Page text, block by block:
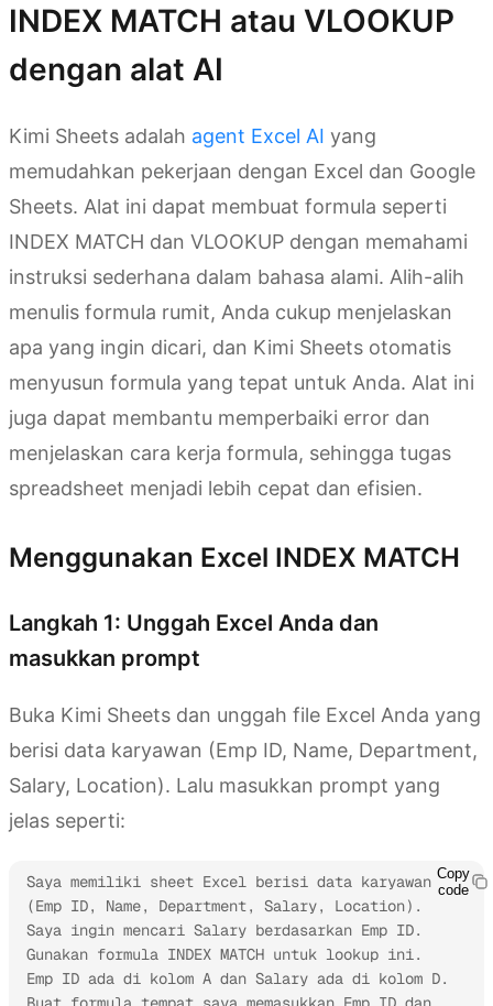
INDEX MATCH atau VLOOKUP
dengan alat AI
Kimi Sheets adalah agent Excel AI yang
memudahkan pekerjaan dengan Excel dan Google
Sheets. Alat ini dapat membuat formula seperti
INDEX MATCH dan VLOOKUP dengan memahami
instruksi sederhana dalam bahasa alami. Alih-alih
menulis formula rumit, Anda cukup menjelaskan
apa yang ingin dicari, dan Kimi Sheets otomatis
menyusun formula yang tepat untuk Anda. Alat ini
juga dapat membantu memperbaiki error dan
menjelaskan cara kerja formula, sehingga tugas
spreadsheet menjadi lebih cepat dan efisien.
Menggunakan Excel INDEX MATCH
Langkah 1: Unggah Excel Anda dan
masukkan prompt
Buka Kimi Sheets dan unggah file Excel Anda yang
berisi data karyawan (Emp ID, Name, Department,
Salary, Location). Lalu masukkan prompt yang
jelas seperti:
Saya memiliki sheet Excel berisi data karyawan
(Emp ID, Name, Department, Salary, Location).
Saya ingin mencari Salary berdasarkan Emp ID.
Gunakan formula INDEX MATCH untuk lookup ini.
Emp ID ada di kolom A dan Salary ada di kolom D.
Copy
code